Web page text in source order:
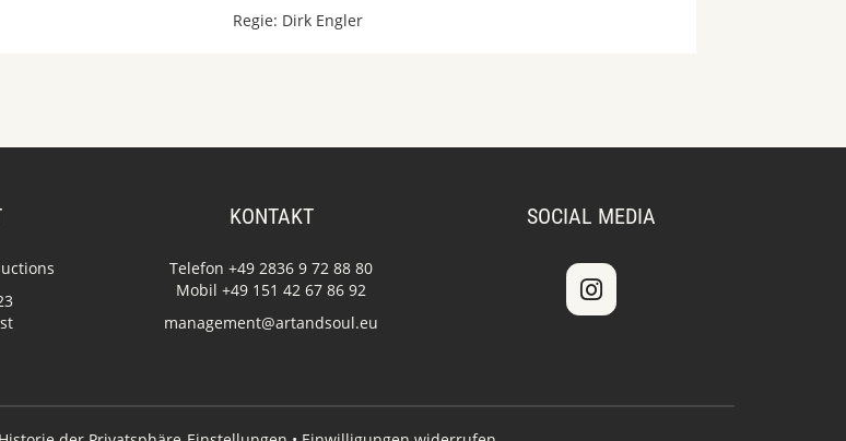
Regie: Dirk Engler
KONTAKT
Telefon +49 2836 9 72 88 80
Mobil +49 151 42 67 86 92
management@artandsoul.eu
SOCIAL MEDIA